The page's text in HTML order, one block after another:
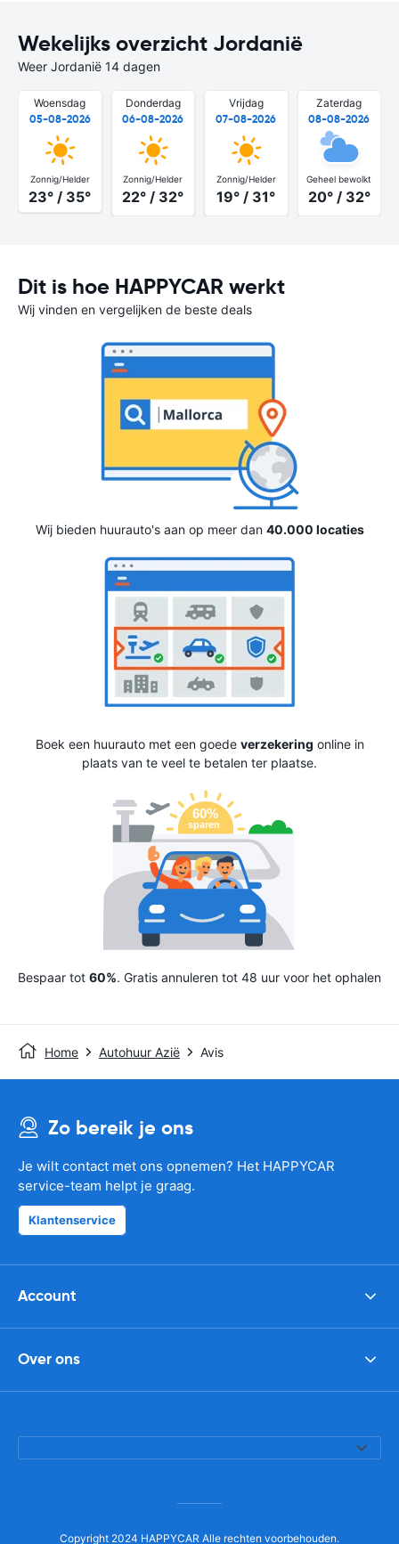
Wekelijks overzicht Jordanië
Weer Jordanië 14 dagen
Woensdag
05-08-2026
Zonnig/Helder
23° / 35°
Donderdag
06-08-2026
Zonnig/Helder
22° / 32°
Vrijdag
07-08-2026
Zonnig/Helder
19° / 31°
Zaterdag
08-08-2026
Geheel bewolkt
20° / 32°
Dit is hoe HAPPYCAR werkt
Wij vinden en vergelijken de beste deals
Wij bieden huurauto's aan op meer dan 40.000 locaties
Boek een huurauto met een goede verzekering online in
plaats van te veel te betalen ter plaatse.
Bespaar tot 60%. Gratis annuleren tot 48 uur voor het ophalen
Home Autohuur Azië Avis
Zo bereik je ons
Je wilt contact met ons opnemen? Het HAPPYCAR
service-team helpt je graag.
Klantenservice
Account
Over ons
Copyright 2024 HAPPYCAR Alle rechten voorbehouden.